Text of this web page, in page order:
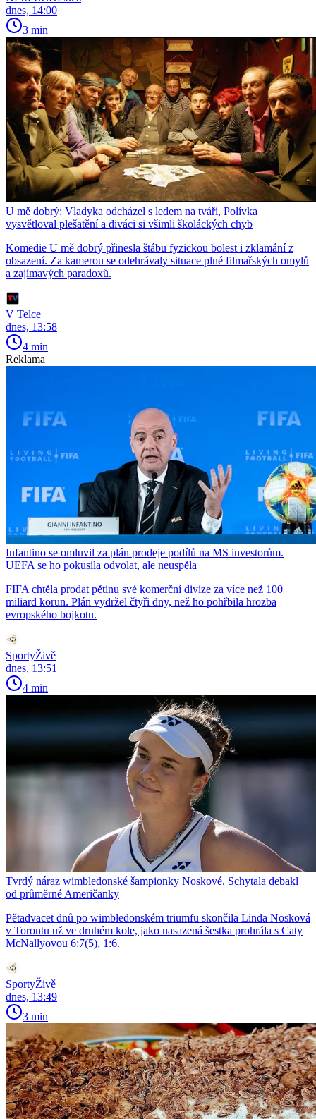
dnes, 14:00
3 min
U mě dobrý: Vladyka odcházel s ledem na tváři, Polívka
vysvětloval plešatění a diváci si všimli školáckých chyb
Komedie U mě dobrý přinesla štábu fyzickou bolest i zklamání z
obsazení. Za kamerou se odehrávaly situace plné filmařských omylů
a zajímavých paradoxů.
V Telce
dnes, 13:58
4 min
Reklama
Infantino se omluvil za plán prodeje podílů na MS investorům.
UEFA se ho pokusila odvolat, ale neuspěla
FIFA chtěla prodat pětinu své komerční divize za více než 100
miliard korun. Plán vydržel čtyři dny, než ho pohřbila hrozba
evropského bojkotu.
SportyŽivě
dnes, 13:51
4 min
Tvrdý náraz wimbledonské šampionky Noskové. Schytala debakl
od průměrné Američanky
Pětadvacet dnů po wimbledonském triumfu skončila Linda Nosková
v Torontu už ve druhém kole, jako nasazená šestka prohrála s Caty
McNallyovou 6:7(5), 1:6.
SportyŽivě
dnes, 13:49
3 min